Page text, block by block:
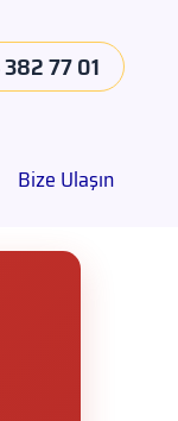
77 01
Bize Ulaşın